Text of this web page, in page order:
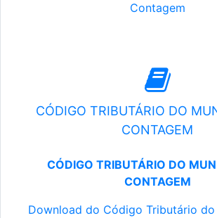
Contagem
CÓDIGO TRIBUTÁRIO DO
CONTAGEM
CÓDIGO TRIBUTÁRIO DO
CONTAGEM
Download do Código Tributário